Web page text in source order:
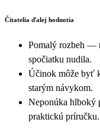
Čitatelia ďalej hodnotia
Pomalý rozbeh —
spočiatku nudila.
Účinok môže byť
starým návykom.
Neponúka hlboký
praktickú príručku.